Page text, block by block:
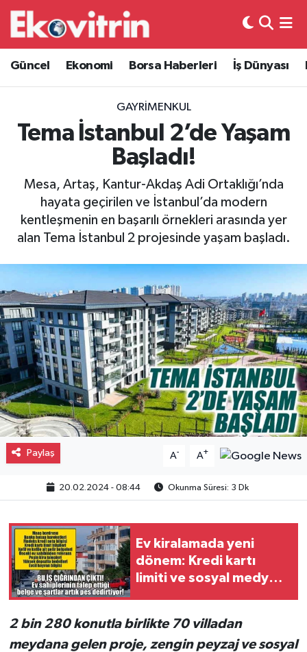
Güncel Ekonomi Borsa Haberleri İş Dünyası
GAYRIMENKUL
Tema İstanbul 2’de Yaşam
Başladı!
Mesa, Artaş, Kantur-Akdaş Adi Ortaklığı’nda
hayata geçirilen ve İstanbul’da modern
kentleşmenin en başarılı örnekleri arasında yer
alan Tema İstanbul 2 projesinde yaşam başladı.
Paylaş A- A+
20.02.2024 - 08:44 Okunma Süresi: 3 Dk
Ev kiralamada yeni
dönem: Kredi kartı
limiti ve sosyal medya
2 bin 280 konutla birlikte 70 villadan
meydana gelen proje, zengin peyzaj ve sosyal
Güncel
Ekonomi
Borsa Haberleri
Lojistik
Otovitrin
Asayiş
Magazin
Gayrimenkul
Spor
Eğitim
Hava Durumu
Trafik Durumu
Süper Lig Puan Durumu ve Fikstür
Tüm Manşetler
Son Dakika Haberleri
Haber Arşivi